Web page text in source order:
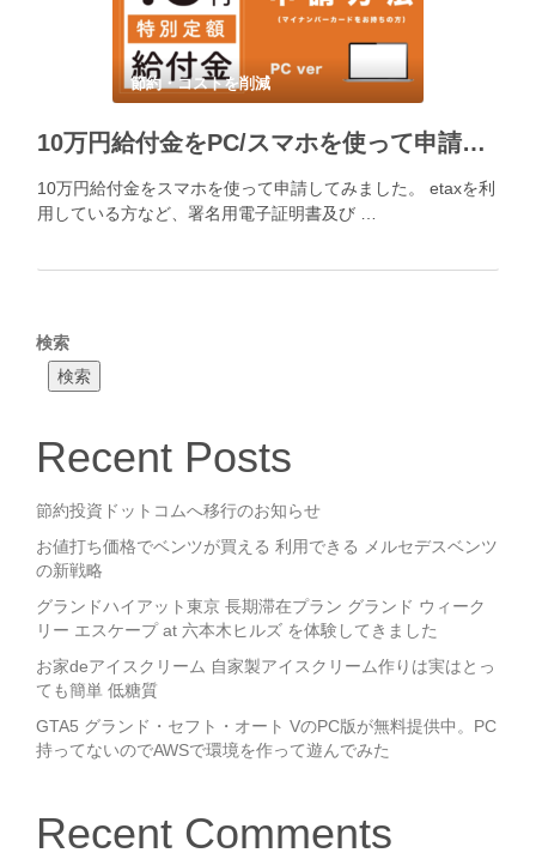
節約・コストを削減
10万円給付金をPC/スマホを使って申請（署名用電子証明書及び利用者証明用電子証明書が搭載されたマイナンバーカード保有者限定）
10万円給付金をスマホを使って申請してみました。 etaxを利
用している方など、署名用電子証明書及び …
検索
検索
Recent Posts
節約投資ドットコムへ移行のお知らせ
お値打ち価格でベンツが買える 利用できる メルセデスベンツ
の新戦略
グランドハイアット東京 長期滞在プラン グランド ウィーク
リー エスケープ at 六本木ヒルズ を体験してきました
お家deアイスクリーム 自家製アイスクリーム作りは実はとっ
ても簡単 低糖質
GTA5 グランド・セフト・オート VのPC版が無料提供中。PC
持ってないのでAWSで環境を作って遊んでみた
Recent Comments